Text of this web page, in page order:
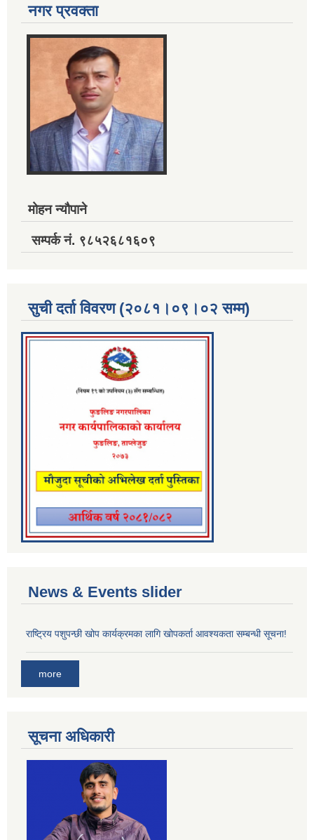
नगर प्रवक्ता
मोहन न्यौपाने
सम्पर्क नं. ९८५२६८१६०९
सुची दर्ता विवरण (२०८१।०९।०२ सम्म)
News & Events slider
राष्ट्रिय पशुपन्छी खोप कार्यक्रमका लागि खोपकर्ता आवश्यकता सम्बन्धी सूचना!
more
सूचना अधिकारी